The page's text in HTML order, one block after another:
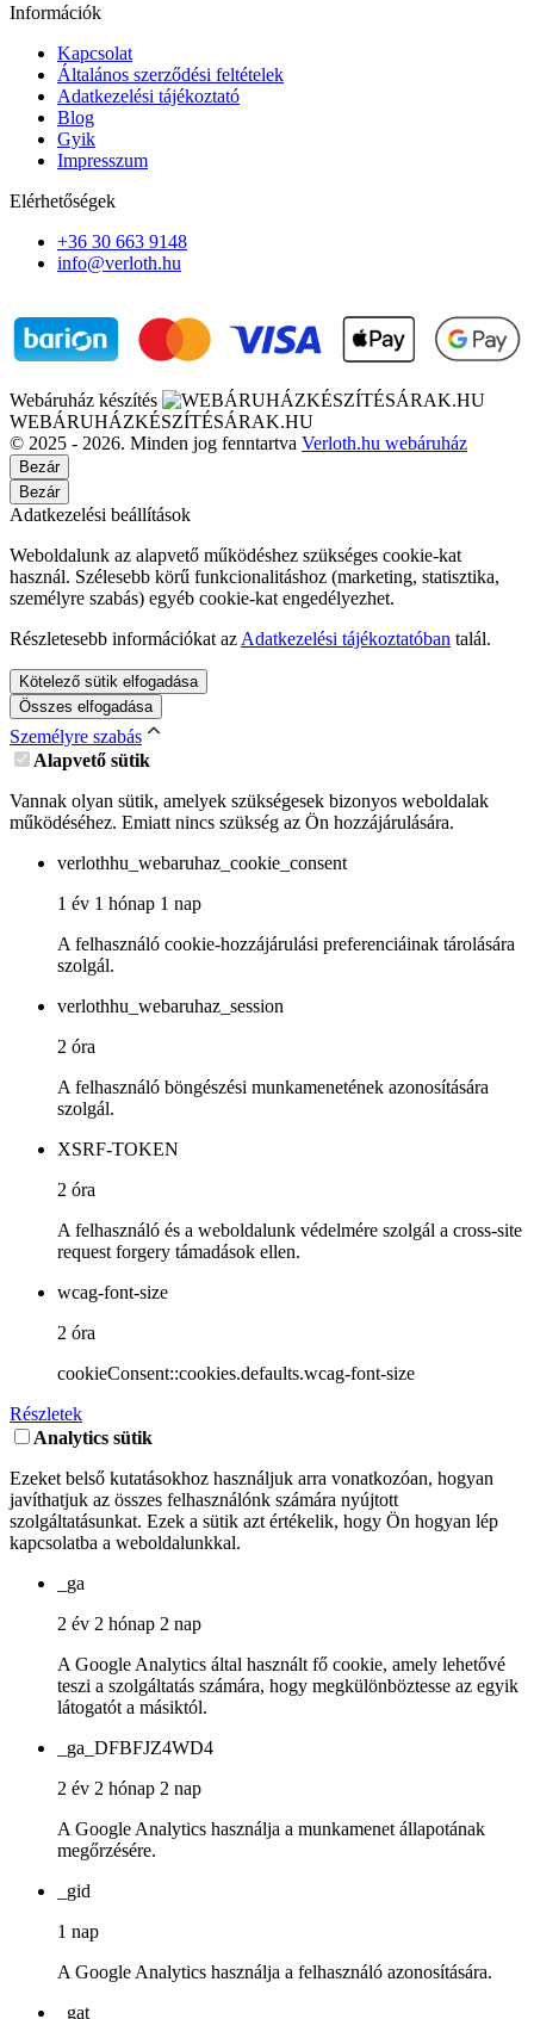
Információk
Kapcsolat
Általános szerződési feltételek
Adatkezelési tájékoztató
Blog
Gyik
Impresszum
Elérhetőségek
+36 30 663 9148
info@verloth.hu
Webáruház készítés
WEBÁRUHÁZKÉSZÍTÉSÁRAK.HU
© 2025 - 2026. Minden jog fenntartva Verloth.hu webáruház
Bezár
Bezár
Adatkezelési beállítások
Weboldalunk az alapvető működéshez szükséges cookie-kat
használ. Szélesebb körű funkcionalitáshoz (marketing, statisztika,
személyre szabás) egyéb cookie-kat engedélyezhet.
Részletesebb információkat az Adatkezelési tájékoztatóban talál.
Kötelező sütik elfogadása
Összes elfogadása
Személyre szabás
Alapvető sütik
Vannak olyan sütik, amelyek szükségesek bizonyos weboldalak
működéséhez. Emiatt nincs szükség az Ön hozzájárulására.
verlothhu_webaruhaz_cookie_consent
1 év 1 hónap 1 nap
A felhasználó cookie-hozzájárulási preferenciáinak tárolására
szolgál.
verlothhu_webaruhaz_session
2 óra
A felhasználó böngészési munkamenetének azonosítására
szolgál.
XSRF-TOKEN
2 óra
A felhasználó és a weboldalunk védelmére szolgál a cross-site
request forgery támadások ellen.
wcag-font-size
2 óra
cookieConsent::cookies.defaults.wcag-font-size
Részletek
Analytics sütik
Ezeket belső kutatásokhoz használjuk arra vonatkozóan, hogyan
javíthatjuk az összes felhasználónk számára nyújtott
szolgáltatásunkat. Ezek a sütik azt értékelik, hogy Ön hogyan lép
kapcsolatba a weboldalunkkal.
_ga
2 év 2 hónap 2 nap
A Google Analytics által használt fő cookie, amely lehetővé
teszi a szolgáltatás számára, hogy megkülönböztesse az egyik
látogatót a másiktól.
_ga_DFBFJZ4WD4
2 év 2 hónap 2 nap
A Google Analytics használja a munkamenet állapotának
megőrzésére.
_gid
1 nap
A Google Analytics használja a felhasználó azonosítására.
_gat